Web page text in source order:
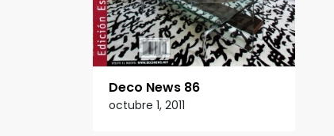
Deco News 86
octubre 1, 2011